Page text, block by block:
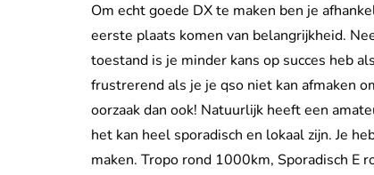
Om echt goede DX te maken ben je
eerste plaats komen van belangrijkheid.
toestand is je minder kans op succes heb
frustrerend als je je qso niet kan afmaken
oorzaak dan ook! Natuurlijk heeft een
het kan heel sporadisch en lokaal zijn. Je
maken. Tropo rond 1000km, Sporadisch